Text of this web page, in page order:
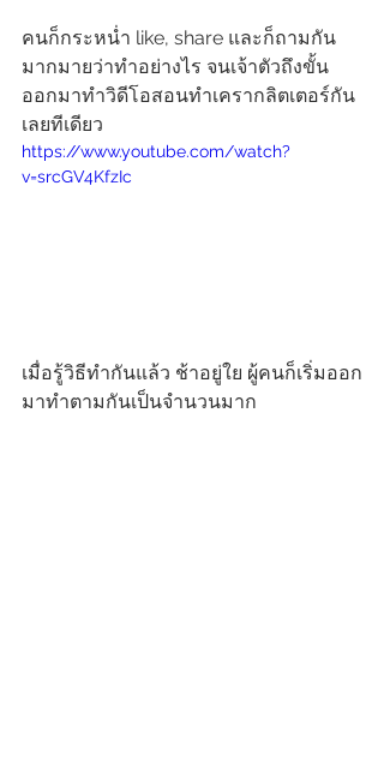
คนก็กระหน่ำ like, share และก็ถามกัน
มากมายว่าทำอย่างไร จนเจ้าตัวถึงขั้น
ออกมาทำวิดีโอสอนทำเครากลิตเตอร์กัน
เลยทีเดียว
https://www.youtube.com/watch?
v=srcGV4KfzIc
เมื่อรู้วิธีทำกันแล้ว ช้าอยู่ใย ผู้คนก็เริ่มออก
มาทำตามกันเป็นจำนวนมาก